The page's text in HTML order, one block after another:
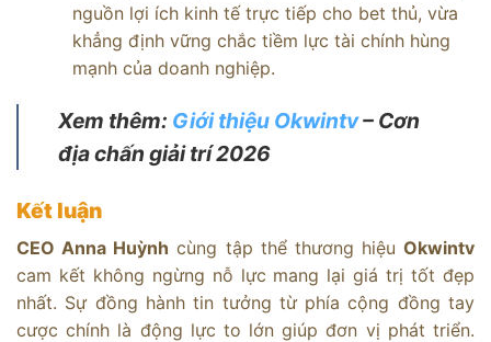
nguồn lợi ích kinh tế trực tiếp cho bet thủ, vừa
khẳng định vững chắc tiềm lực tài chính hùng
mạnh của doanh nghiệp.
Xem thêm: Giới thiệu Okwintv– Cơn
địa chấn giải trí 2026
Kết luận
CEO Anna Huỳnh cùng tập thể thương hiệu Okwintv
cam kết không ngừng nỗ lực mang lại giá trị tốt đẹp
nhất. Sự đồng hành tin tưởng từ phía cộng đồng tay
cược chính là động lực to lớn giúp đơn vị phát triển.